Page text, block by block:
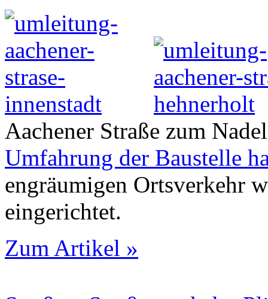
Aachener Straße zum
Umfahrung der Baustelle
engräumigen Ortsverkehr
eingerichtet.
Zum Artikel »